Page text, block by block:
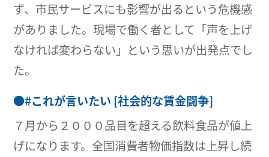
ず、市民サービスにも影響が出るという危機感
がありました。現場で働く者として「声を上げ
なければ変わらない」という思いが出発点でし
た。
●#これが言いたい [社会的な賃金闘争]
７月から２０００品目を超える飲料食品が値上
げになります。全国消費者物価指数は上昇し続